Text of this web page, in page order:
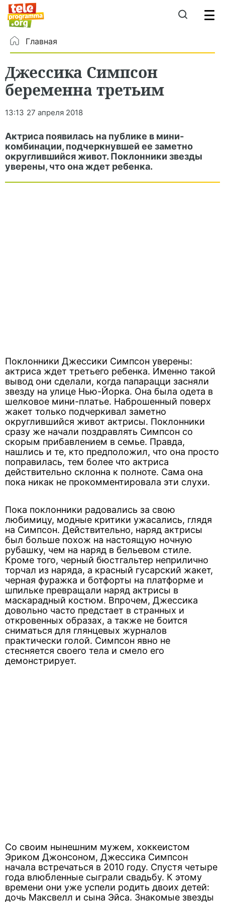
Главная
Джессика Симпсон
беременна третьим
13:13 27 апреля 2018
Актриса появилась на публике в мини-
комбинации, подчеркнувшей ее заметно
округлившийся живот. Поклонники звезды
уверены, что она ждет ребенка.
Поклонники Джессики Симпсон уверены:
актриса ждет третьего ребенка. Именно такой
вывод они сделали, когда папарацци засняли
звезду на улице Нью-Йорка. Она была одета в
шелковое мини-платье. Наброшенный поверх
жакет только подчеркивал заметно
округлившийся живот актрисы. Поклонники
сразу же начали поздравлять Симпсон со
скорым прибавлением в семье. Правда,
нашлись и те, кто предположил, что она просто
поправилась, тем более что актриса
действительно склонна к полноте. Сама она
пока никак не прокомментировала эти слухи.
Пока поклонники радовались за свою
любимицу, модные критики ужасались, глядя
на Симпсон. Действительно, наряд актрисы
был больше похож на настоящую ночную
рубашку, чем на наряд в бельевом стиле.
Кроме того, черный бюстгальтер неприлично
торчал из наряда, а красный гусарский жакет,
черная фуражка и ботфорты на платформе и
шпильке превращали наряд актрисы в
маскарадный костюм. Впрочем, Джессика
довольно часто предстает в странных и
откровенных образах, а также не боится
сниматься для глянцевых журналов
практически голой. Симпсон явно не
стесняется своего тела и смело его
демонстрирует.
Со своим нынешним мужем, хоккеистом
Эриком Джонсоном, Джессика Симпсон
начала встречаться в 2010 году. Спустя четыре
года влюбленные сыграли свадьбу. К этому
времени они уже успели родить двоих детей:
дочь Максвелл и сына Эйса. Знакомые звезды